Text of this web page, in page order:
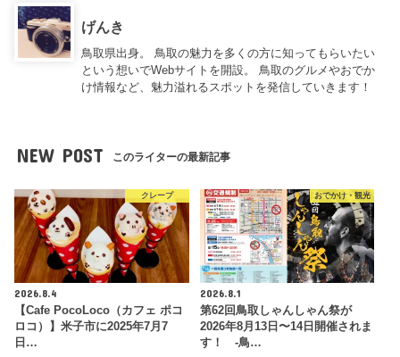
げんき
鳥取県出身。 鳥取の魅力を多くの方に知ってもらいたい
という想いでWebサイトを開設。 鳥取のグルメやおでか
け情報など、魅力溢れるスポットを発信していきます！
NEW POST このライターの最新記事
クレープ
2026.8.4
【Cafe PocoLoco（カフェ ポコ
ロコ）】米子市に2025年7月7
日…
おでかけ・観光
2026.8.1
第62回鳥取しゃんしゃん祭が
2026年8月13日〜14日開催されま
す！ -鳥…